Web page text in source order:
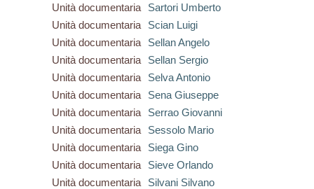
Unità documentaria
Sartori Umberto
Unità documentaria
Scian Luigi
Unità documentaria
Sellan Angelo
Unità documentaria
Sellan Sergio
Unità documentaria
Selva Antonio
Unità documentaria
Sena Giuseppe
Unità documentaria
Serrao Giovanni
Unità documentaria
Sessolo Mario
Unità documentaria
Siega Gino
Unità documentaria
Sieve Orlando
Unità documentaria
Silvani Silvano